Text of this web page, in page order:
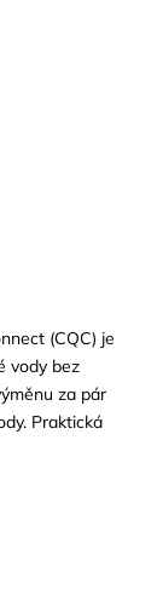
(CQC) je
vody bez
za pár
Praktická